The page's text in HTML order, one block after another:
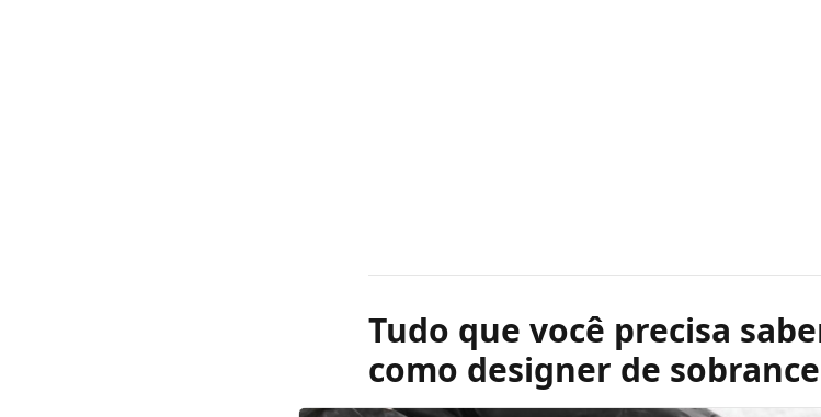
Tudo que você precisa
como designer de